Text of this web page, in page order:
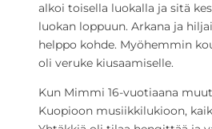
alkoi toisella luokalla ja sitä
luokan loppuun. Arkana ja
helppo kohde. Myöhemmin
oli veruke kiusaamiselle.
Kun Mimmi 16-vuotiaana
Kuopioon musiikkilukioon,